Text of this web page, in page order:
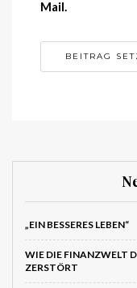
Mail.
„EIN BESSERES LEBEN“
WIE DIE FINANZWELT
ZERSTÖRT